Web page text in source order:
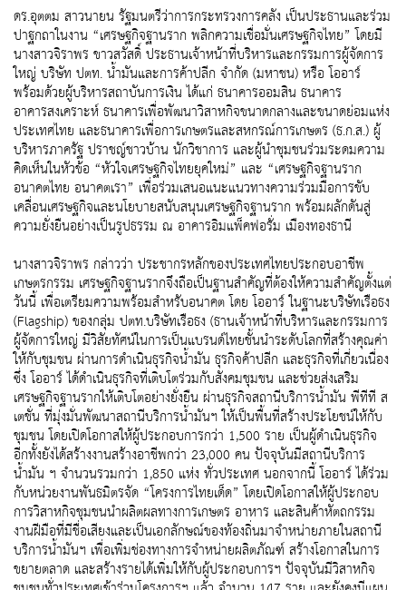
ดร.อุตตม สาวนายน รัฐมนตรีว่าการกระทรวงการคลัง เป็นประธานและร่วม
ปาฐกถาในงาน “เศรษฐกิจฐานราก พลิกความเชื่อมั่นเศรษฐกิจไทย” โดยมี
นางสาวจิราพร ขาวสวัสดิ์ ประธานเจ้าหน้าที่บริหารและกรรมการผู้จัดการ
ใหญ่ บริษัท ปตท. น้ำมันและการค้าปลีก จำกัด (มหาชน) หรือ โออาร์
พร้อมด้วยผู้บริหารสถาบันการเงิน ได้แก่ ธนาคารออมสิน ธนาคาร
อาคารสงเคราะห์ ธนาคารเพื่อพัฒนาวิสาหกิจขนาดกลางและขนาดย่อมแห่ง
ประเทศไทย และธนาคารเพื่อการเกษตรและสหกรณ์การเกษตร (ธ.ก.ส.) ผู้
บริหารภาครัฐ ปราชญ์ชาวบ้าน นักวิชาการ และผู้นำชุมชนร่วมระดมความ
คิดเห็นในหัวข้อ “หัวใจเศรษฐกิจไทยยุคใหม่” และ “เศรษฐกิจฐานราก
อนาคตไทย อนาคตเรา” เพื่อร่วมเสนอแนะแนวทางความร่วมมือการขับ
เคลื่อนเศรษฐกิจและนโยบายสนับสนุนเศรษฐกิจฐานราก พร้อมผลักดันสู่
ความยั่งยืนอย่างเป็นรูปธรรม ณ อาคารอิมแพ็คฟอรั่ม เมืองทองธานี
นางสาวจิราพร กล่าวว่า ประชากรหลักของประเทศไทยประกอบอาชีพ
เกษตรกรรม เศรษฐกิจฐานรากจึงถือเป็นฐานสำคัญที่ต้องให้ความสำคัญตั้งแต่
วันนี้ เพื่อเตรียมความพร้อมสำหรับอนาคต โดย โออาร์ ในฐานะบริษัทเรือธง
(Flagship) ของกลุ่ม ปตท.บริษัทเรือธง (ธานเจ้าหน้าที่บริหารและกรรมการ
ผู้จัดการใหญ่ มีวิสัยทัศน์ในการเป็นแบรนด์ไทยชั้นนำระดับโลกที่สร้างคุณค่า
ให้กับชุมชน ผ่านการดำเนินธุรกิจน้ำมัน ธุรกิจค้าปลีก และธุรกิจที่เกี่ยวเนื่อง
ซึ่ง โออาร์ ได้ดำเนินธุรกิจที่เติบโตร่วมกับสังคมชุมชน และช่วยส่งเสริม
เศรษฐกิจฐานรากให้เติบโตอย่างยั่งยืน ผ่านธุรกิจสถานีบริการน้ำมัน พีทีที ส
เตชั่น ที่มุ่งมั่นพัฒนาสถานีบริการน้ำมันฯ ให้เป็นพื้นที่สร้างประโยชน์ให้กับ
ชุมชน โดยเปิดโอกาสให้ผู้ประกอบการกว่า 1,500 ราย เป็นผู้ดำเนินธุรกิจ
อีกทั้งยังได้สร้างงานสร้างอาชีพกว่า 23,000 คน ปัจจุบันมีสถานีบริการ
น้ำมัน ฯ จำนวนรวมกว่า 1,850 แห่ง ทั่วประเทศ นอกจากนี้ โออาร์ ได้ร่วม
กับหน่วยงานพันธมิตรจัด “โครงการไทยเด็ด” โดยเปิดโอกาสให้ผู้ประกอบ
การวิสาหกิจชุมชนนำผลิตผลทางการเกษตร อาหาร และสินค้าหัตถกรรม
งานฝีมือที่มีชื่อเสียงและเป็นเอกลักษณ์ของท้องถิ่นมาจำหน่ายภายในสถานี
บริการน้ำมันฯ เพื่อเพิ่มช่องทางการจำหน่ายผลิตภัณฑ์ สร้างโอกาสในการ
ขยายตลาด และสร้างรายได้เพิ่มให้กับผู้ประกอบการฯ ปัจจุบันมีวิสาหกิจ